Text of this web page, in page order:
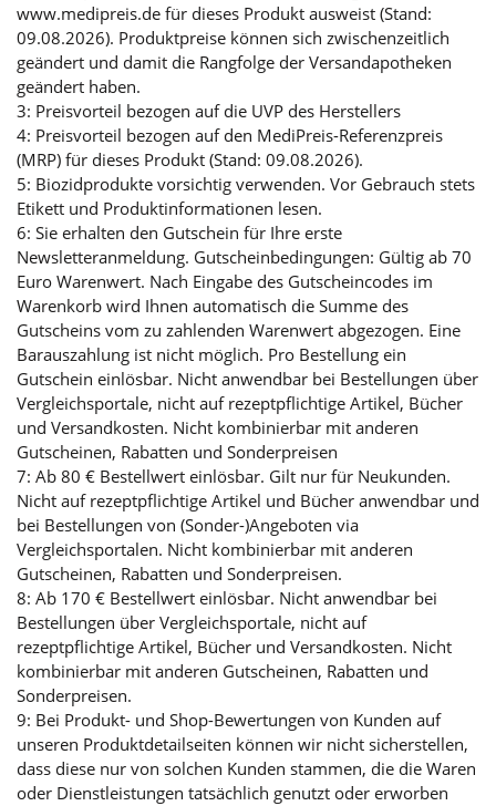
www.medipreis.de für dieses Produkt ausweist (Stand:
09.08.2026). Produktpreise können sich zwischenzeitlich
geändert und damit die Rangfolge der Versandapotheken
geändert haben.
3: Preisvorteil bezogen auf die UVP des Herstellers
4: Preisvorteil bezogen auf den MediPreis-Referenzpreis
(MRP) für dieses Produkt (Stand: 09.08.2026).
5: Biozidprodukte vorsichtig verwenden. Vor Gebrauch stets
Etikett und Produktinformationen lesen.
6: Sie erhalten den Gutschein für Ihre erste
Newsletteranmeldung. Gutscheinbedingungen: Gültig ab 70
Euro Warenwert. Nach Eingabe des Gutscheincodes im
Warenkorb wird Ihnen automatisch die Summe des
Gutscheins vom zu zahlenden Warenwert abgezogen. Eine
Barauszahlung ist nicht möglich. Pro Bestellung ein
Gutschein einlösbar. Nicht anwendbar bei Bestellungen über
Vergleichsportale, nicht auf rezeptpflichtige Artikel, Bücher
und Versandkosten. Nicht kombinierbar mit anderen
Gutscheinen, Rabatten und Sonderpreisen
7: Ab 80 € Bestellwert einlösbar. Gilt nur für Neukunden.
Nicht auf rezeptpflichtige Artikel und Bücher anwendbar und
bei Bestellungen von (Sonder-)Angeboten via
Vergleichsportalen. Nicht kombinierbar mit anderen
Gutscheinen, Rabatten und Sonderpreisen.
8: Ab 170 € Bestellwert einlösbar. Nicht anwendbar bei
Bestellungen über Vergleichsportale, nicht auf
rezeptpflichtige Artikel, Bücher und Versandkosten. Nicht
kombinierbar mit anderen Gutscheinen, Rabatten und
Sonderpreisen.
9: Bei Produkt- und Shop-Bewertungen von Kunden auf
unseren Produktdetailseiten können wir nicht sicherstellen,
dass diese nur von solchen Kunden stammen, die die Waren
oder Dienstleistungen tatsächlich genutzt oder erworben